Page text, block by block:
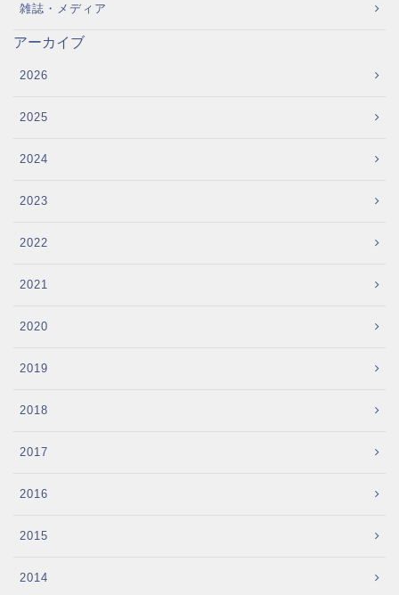
雑誌・メディア
アーカイブ
2026
2025
2024
2023
2022
2021
2020
2019
2018
2017
2016
2015
2014